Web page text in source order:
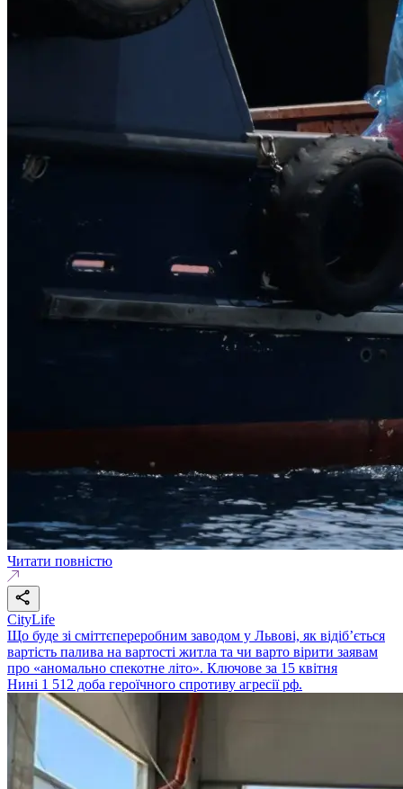
Читати повністю
CityLife
Що буде зі сміттєпереробним заводом у Львові, як відіб’ється
вартість палива на вартості житла та чи варто вірити заявам
про «аномально спекотне літо». Ключове за 15 квітня
Нині 1 512 доба героїчного спротиву агресії рф.